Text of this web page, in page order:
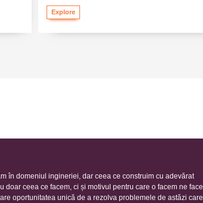
Explore
în domeniul ingineriei, dar ceea ce construim cu adevărat
doar ceea ce facem, ci și motivul pentru care o facem ne face
oportunitatea unică de a rezolva problemele de astăzi care